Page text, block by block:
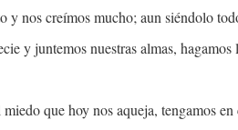
y nos creímos mucho; aun siéndolo
y juntemos nuestras almas, hagamos
miedo que hoy nos aqueja, tengamos